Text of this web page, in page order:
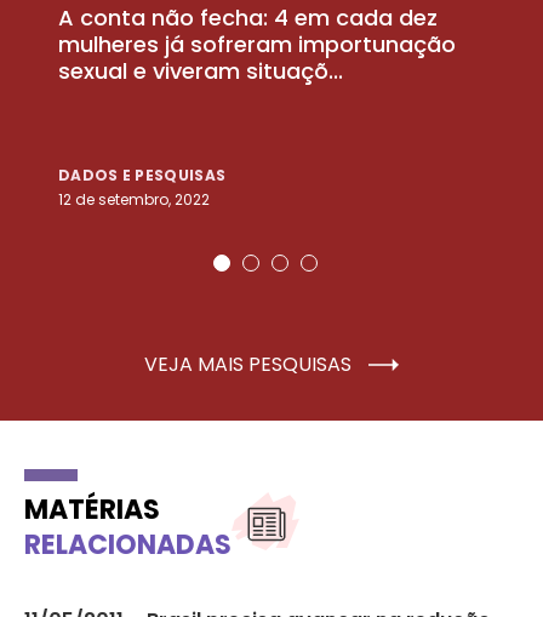
A conta não fecha: 4 em cada dez
mulheres já sofreram importunação
sexual e viveram situaçõ...
DADOS E PESQUISAS
12 de setembro, 2022
VEJA MAIS PESQUISAS
MATÉRIAS
RELACIONADAS